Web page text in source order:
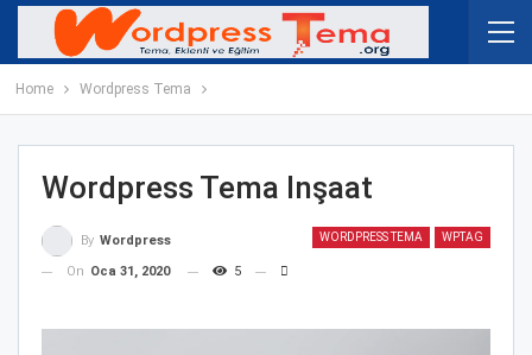
Home Wordpress Tema
Wordpress Tema Inşaat
WORDPRESS TEMA WPTAG
By Wordpress
On Oca 31, 2020 5